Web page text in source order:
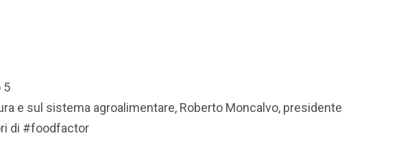
5
e sul sistema agroalimentare, Roberto Moncalvo, presidente
di #foodfactor